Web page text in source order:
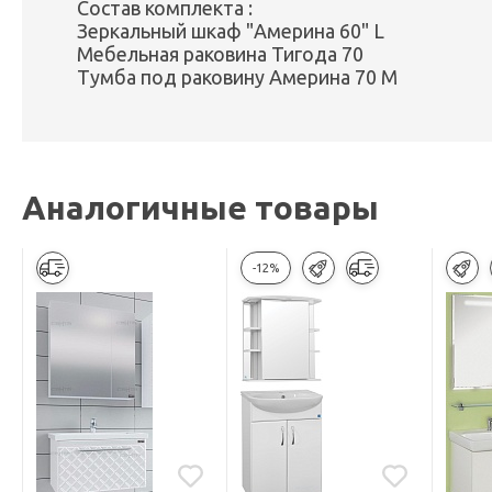
Состав комплекта :
Зеркальный шкаф "Америна 60" L
Мебельная раковина Тигода 70
Тумба под раковину Америна 70 М
Аналогичные товары
-12%